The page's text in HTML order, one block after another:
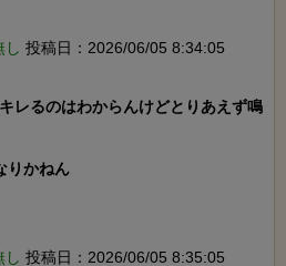
し 投稿日：2026/06/05 8:34:05
レるのはわからんけどとりあえず鳴
りかねん
し 投稿日：2026/06/05 8:35:05